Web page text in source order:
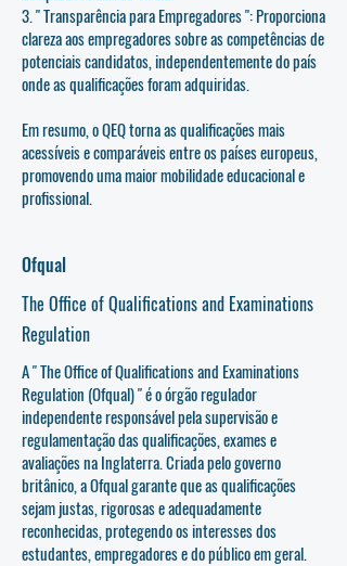
3. " Transparência para Empregadores ": Proporciona
clareza aos empregadores sobre as competências de
potenciais candidatos, independentemente do país
onde as qualificações foram adquiridas.
Em resumo, o QEQ torna as qualificações mais
acessíveis e comparáveis entre os países europeus,
promovendo uma maior mobilidade educacional e
profissional.
Ofqual
The Office of Qualifications and Examinations
Regulation
A " The Office of Qualifications and Examinations
Regulation (Ofqual) " é o órgão regulador
independente responsável pela supervisão e
regulamentação das qualificações, exames e
avaliações na Inglaterra. Criada pelo governo
britânico, a Ofqual garante que as qualificações
sejam justas, rigorosas e adequadamente
reconhecidas, protegendo os interesses dos
estudantes, empregadores e do público em geral.